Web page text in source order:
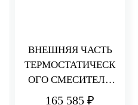
ВНЕШНЯЯ ЧАСТЬ
ТЕРМОСТАТИЧЕСК
ОГО СМЕСИТЕЛЯ
ДЛЯ ДУША НА 3
165 585 ₽